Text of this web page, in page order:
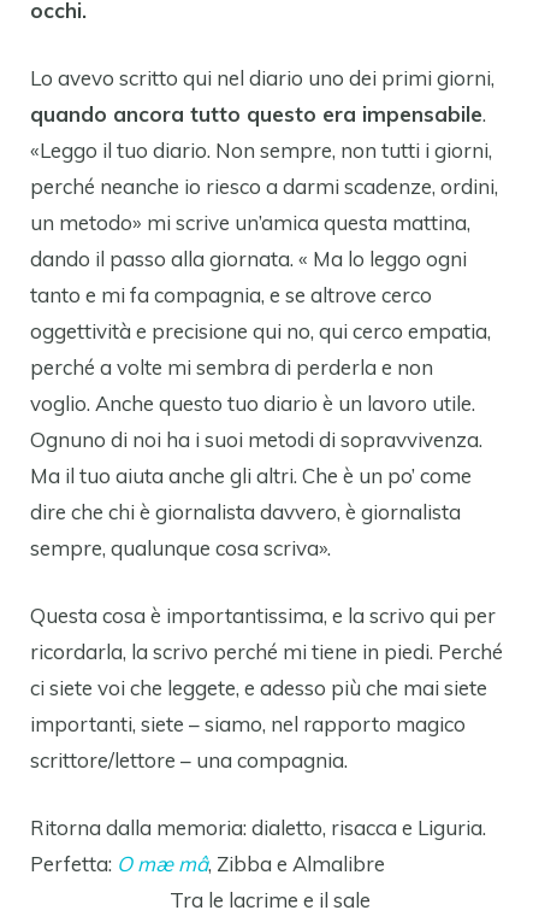
occhi.
Lo avevo scritto qui nel diario uno dei primi giorni,
quando ancora tutto questo era impensabile.
«Leggo il tuo diario. Non sempre, non tutti i giorni,
perché neanche io riesco a darmi scadenze, ordini,
un metodo» mi scrive un’amica questa mattina,
dando il passo alla giornata. « Ma lo leggo ogni
tanto e mi fa compagnia, e se altrove cerco
oggettività e precisione qui no, qui cerco empatia,
perché a volte mi sembra di perderla e non
voglio. Anche questo tuo diario è un lavoro utile.
Ognuno di noi ha i suoi metodi di sopravvivenza.
Ma il tuo aiuta anche gli altri. Che è un po’ come
dire che chi è giornalista davvero, è giornalista
sempre, qualunque cosa scriva».
Questa cosa è importantissima, e la scrivo qui per
ricordarla, la scrivo perché mi tiene in piedi. Perché
ci siete voi che leggete, e adesso più che mai siete
importanti, siete – siamo, nel rapporto magico
scrittore/lettore – una compagnia.
Ritorna dalla memoria: dialetto, risacca e Liguria.
Perfetta: O mæ mâ, Zibba e Almalibre
Tra le lacrime e il sale